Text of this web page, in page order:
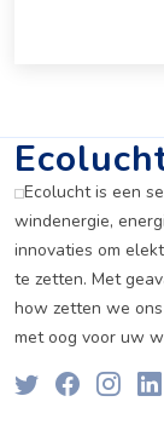
Ecolucht is een
windenergie,
innovaties om
te zetten. Met
how zetten we
met oog voor uw